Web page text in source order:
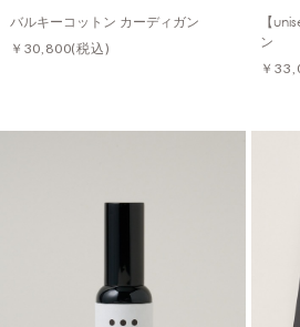
バルキーコットン カーディガン
￥30,800(税込)
【
ン
￥